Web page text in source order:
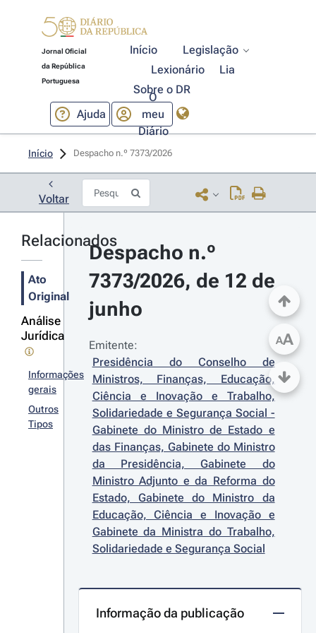
Jornal Oficial
da República
Portuguesa
Início
Legislação
Lexionário
Lia
Sobre o DR
Ajuda
O
meu
Diário
Início Despacho n.º 7373/2026
Voltar
Relacionados
Ato
Original
Análise
Jurídica
Informações
gerais
Outros
Tipos
Despacho n.º
7373/2026, de 12 de
junho
Emitente:
Presidência do Conselho de
Ministros, Finanças, Educação,
Ciência e Inovação e Trabalho,
Solidariedade e Segurança Social -
Gabinete do Ministro de Estado e
das Finanças, Gabinete do Ministro
da Presidência, Gabinete do
Ministro Adjunto e da Reforma do
Estado, Gabinete do Ministro da
Educação, Ciência e Inovação e
Gabinete da Ministra do Trabalho,
Solidariedade e Segurança Social
Informação da publicação
AA